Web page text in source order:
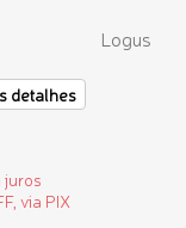
Logus
detalhes
juros
via PIX